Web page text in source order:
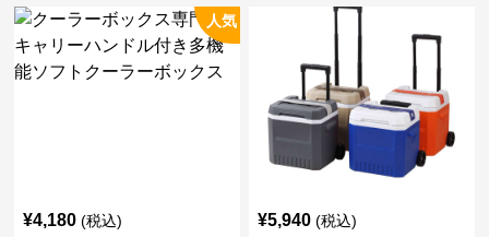
人気
¥4,180 (税込) ¥5,940 (税込)